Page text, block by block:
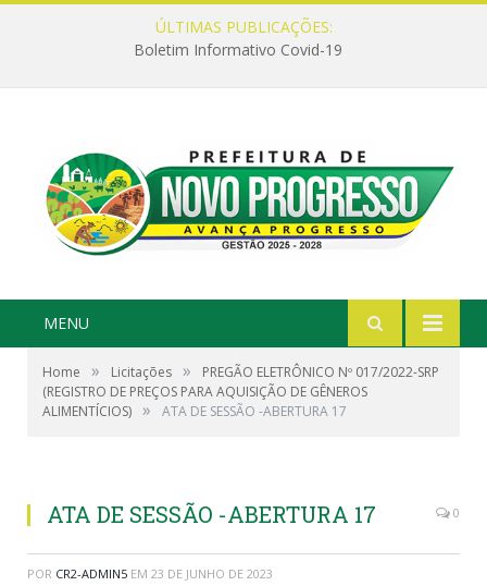
ÚLTIMAS PUBLICAÇÕES:
Boletim Informativo Covid-19
MENU
Home » Licitações »
PREGÃO ELETRÔNICO Nº 017/2022-SRP
(REGISTRO DE PREÇOS PARA AQUISIÇÃO DE GÊNEROS
ALIMENTÍCIOS) » ATA DE SESSÃO -ABERTURA 17
ATA DE SESSÃO -ABERTURA 17 0
POR CR2-ADMIN5 EM 23 DE JUNHO DE 2023